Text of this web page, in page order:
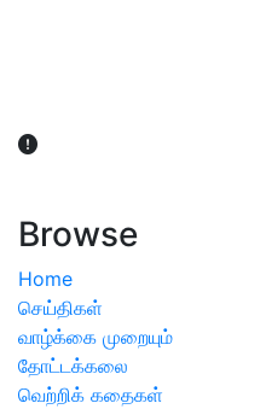
Browse
Home
செய்திகள்
வாழ்க்கை முறையும்
தோட்டக்கலை
வெற்றிக் கதைகள்